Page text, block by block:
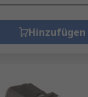
Hinzufügen